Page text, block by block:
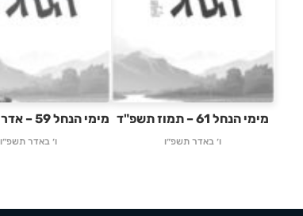
מימי הנחל 61 – תמוז תשפ"ד
ו׳ באדר תשפ״ו
מימי הנחל 59 – אדר ב' תשפ"ד
ו׳ באדר תשפ״ו